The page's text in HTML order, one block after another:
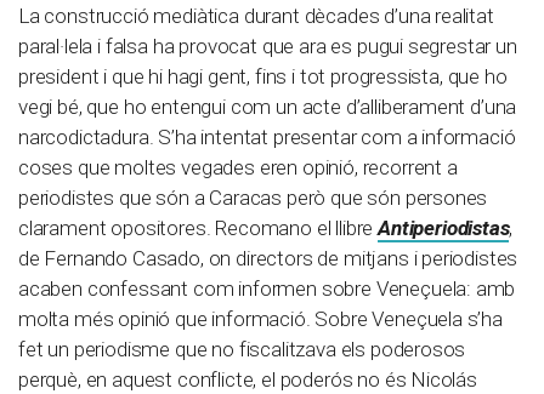
La construcció mediàtica durant dècades d’una realitat
paral·lela i falsa ha provocat que ara es pugui segrestar un
president i que hi hagi gent, fins i tot progressista, que ho
vegi bé, que ho entengui com un acte d’alliberament d’una
narcodictadura. S’ha intentat presentar com a informació
coses que moltes vegades eren opinió, recorrent a
periodistes que són a Caracas però que són persones
clarament opositores. Recomano el llibreAntiperiodistas,
de Fernando Casado, on directors de mitjans i periodistes
acaben confessant com informen sobre Veneçuela: amb
molta més opinió que informació. Sobre Veneçuela s’ha
fet un periodisme que no fiscalitzava els poderosos
perquè, en aquest conflicte, el poderós no és Nicolás